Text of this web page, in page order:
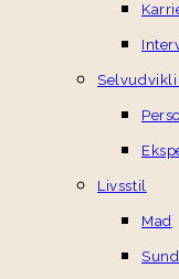
Livsstil
Mad